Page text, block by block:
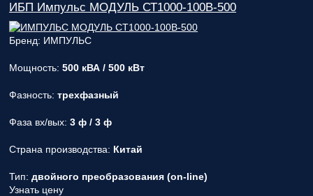
ИБП Импульс МОДУЛЬ СТ1000-100В-500
Бренд: ИМПУЛЬС
Мощность: 500 кВА / 500 кВт
Фазность: трехфазный
Фаза вх/вых: 3 ф / 3 ф
Страна производства: Китай
Тип: двойного преобразования (on-line)
Узнать цену